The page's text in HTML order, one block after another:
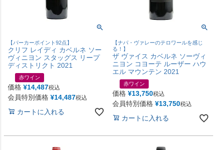
【パーカーポイント92点】
クリフ レイディ カベルネ ソー
ヴィニヨン スタッグス リープ
ディストリクト 2021
赤ワイン
価格 ¥14,487税込
会員特別価格 ¥14,487税込
カートに入れる
【ナパ・ヴァレーのテロワールを感じ
る！】
ザ ヴァイス カベルネ ソーヴィ
ニヨン コヨーテ ルーザー ハウ
エル マウンテン 2021
赤ワイン
価格 ¥13,750税込
会員特別価格 ¥13,750税込
カートに入れる